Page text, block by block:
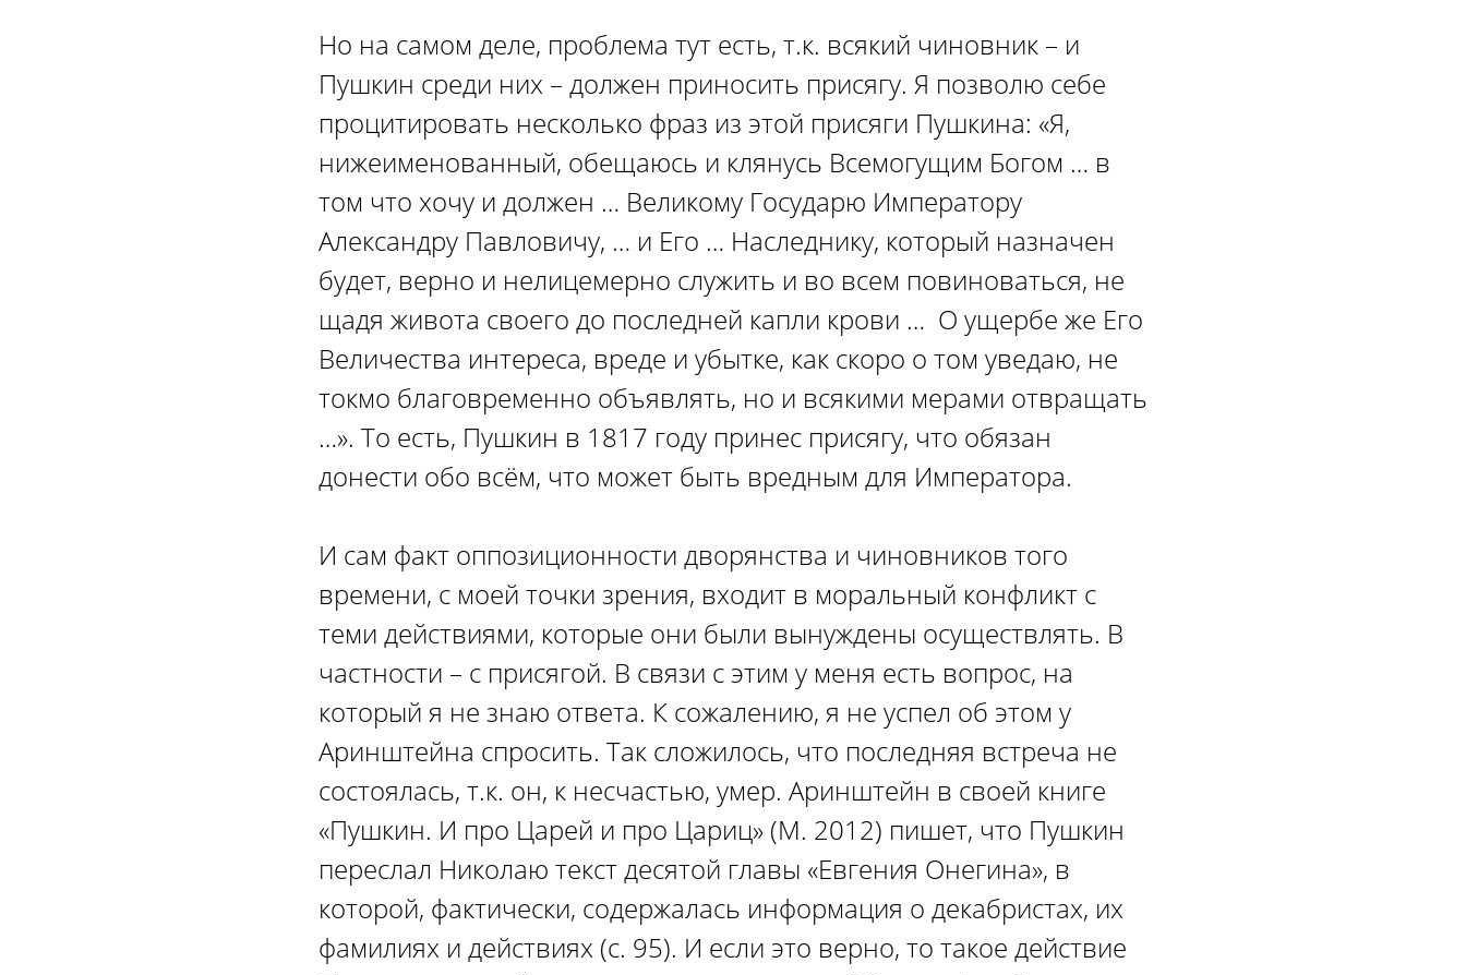
Но на самом деле, проблема тут есть, т.к. всякий чиновник – и
Пушкин среди них – должен приносить присягу. Я позволю себе
процитировать несколько фраз из этой присяги Пушкина: «Я,
нижеименованный, обещаюсь и клянусь Всемогущим Богом … в
том что хочу и должен … Великому Государю Императору
Александру Павловичу, … и Его … Наследнику, который назначен
будет, верно и нелицемерно служить и во всем повиноваться, не
щадя живота своего до последней капли крови … О ущербе же Его
Величества интереса, вреде и убытке, как скоро о том уведаю, не
токмо благовременно объявлять, но и всякими мерами отвращать
…». То есть, Пушкин в 1817 году принес присягу, что обязан
донести обо всём, что может быть вредным для Императора.
И сам факт оппозиционности дворянства и чиновников того
времени, с моей точки зрения, входит в моральный конфликт с
теми действиями, которые они были вынуждены осуществлять. В
частности – с присягой. В связи с этим у меня есть вопрос, на
который я не знаю ответа. К сожалению, я не успел об этом у
Аринштейна спросить. Так сложилось, что последняя встреча не
состоялась, т.к. он, к несчастью, умер. Аринштейн в своей книге
«Пушкин. И про Царей и про Цариц» (М. 2012) пишет, что Пушкин
переслал Николаю текст десятой главы «Евгения Онегина», в
которой, фактически, содержалась информация о декабристах, их
фамилиях и действиях (с. 95). И если это верно, то такое действие